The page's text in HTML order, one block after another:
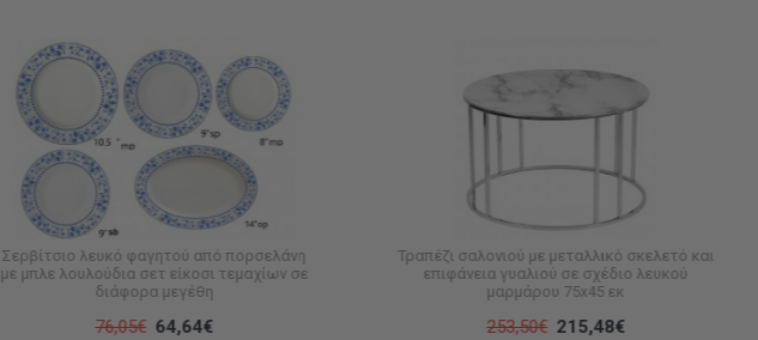
Σερβίτσιο λευκό φαγητού από πορσελάνη
με μπλε λουλούδια σετ είκοσι τεμαχίων σε
διάφορα μεγέθη
76,05€ 64,64€
Τραπέζι σαλονιού με μεταλλικό σκελετό και
επιφάνεια γυαλιού σε σχέδιο λευκού
μαρμάρου 75x45 εκ
253,50€ 215,48€